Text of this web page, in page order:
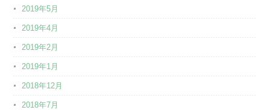
2019年5月
2019年4月
2019年2月
2019年1月
2018年12月
2018年7月